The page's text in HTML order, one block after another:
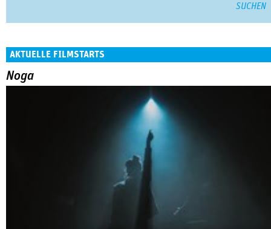
AKTUELLE FILMSTARTS
Noga